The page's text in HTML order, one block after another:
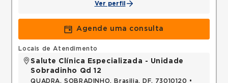
Ver perfil
Agende uma consulta
Locais de Atendimento
Salute Clínica Especializada - Unidade
Sobradinho Qd 12
QUADRA, SOBRADINHO, Brasilia, DF, 73010120 •